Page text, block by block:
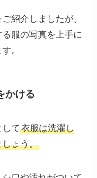
紹介しましたが、
服の写真を上手に
。
かける
して衣服は洗濯し
しょう。